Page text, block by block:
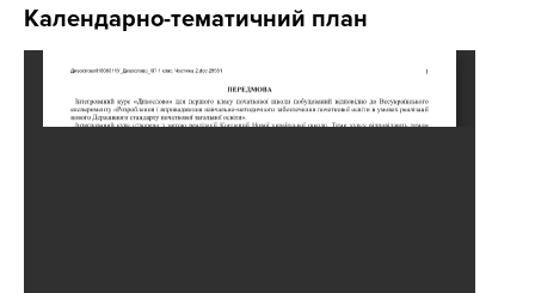
Календарно-тематичний план